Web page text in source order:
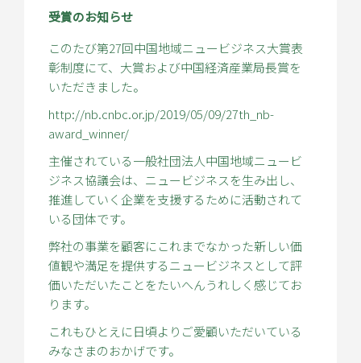
受賞のお知らせ
このたび第27回中国地域ニュービジネス大賞表
彰制度にて、大賞および中国経済産業局長賞を
いただきました。
http://nb.cnbc.or.jp/2019/05/09/27th_nb-
award_winner/
主催されている一般社団法人中国地域ニュービ
ジネス協議会は、ニュービジネスを生み出し、
推進していく企業を支援するために活動されて
いる団体です。
弊社の事業を顧客にこれまでなかった新しい価
値観や満足を提供するニュービジネスとして評
価いただいたことをたいへんうれしく感じてお
ります。
これもひとえに日頃よりご愛顧いただいている
みなさまのおかげです。